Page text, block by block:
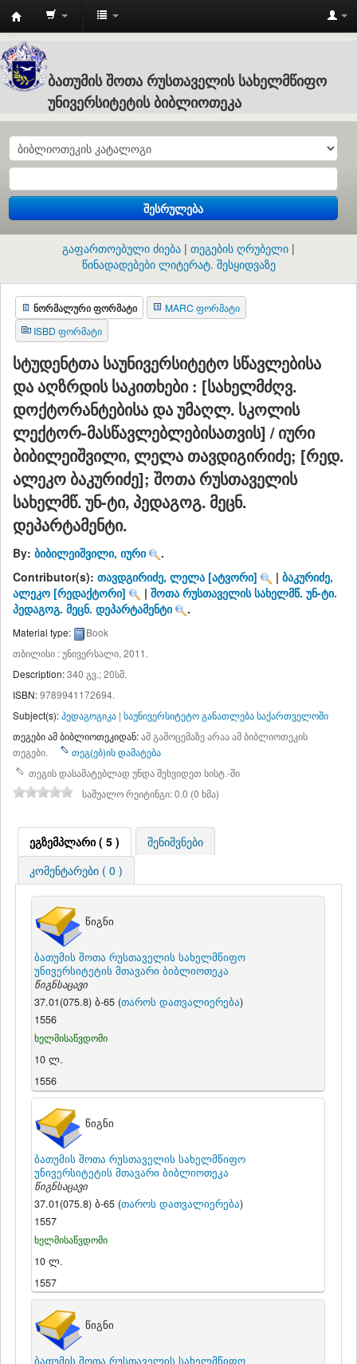
Batumi
Shota
Rustaveli
State
University
ბათუმის
შოთა
რუსთაველის
სახელმწიფო
უნივერსიტეტის
ბიბლიოთეკა
ბათუმის შოთა რუსთაველის სახელმწიფო
უნივერსიტეტის ბიბლიოთეკა
შესრულება
გაფართოებული ძიება თეგების ღრუბელი
წინადადებები ლიტერატ. შესყიდვაზე
ნორმალური ფორმატი
MARC ფორმატი
ISBD ფორმატი
სტუდენტთა საუნივერსიტეტო სწავლებისა
და აღზრდის საკითხები : [სახელმძღვ.
დოქტორანტებისა და უმაღლ. სკოლის
ლექტორ-მასწავლებლებისათვის] /იური
ბიბილეიშვილი, ლელა თავდიგირიძე; [რედ.
ალეკო ბაკურიძე]; შოთა რუსთაველის
სახელმწ. უნ-ტი, პედაგოგ. მეცნ.
დეპარტამენტი.
By: ბიბილეიშვილი, იური
.
Contributor(s): თავდგირიძე, ლელა [ატვორი] | ბაკურიძე,
ალეკო [რედაქტორი] | შოთა რუსთაველის სახელმწ. უნ-ტი.
პედაგოგ. მეცნ. დეპარტამენტი
.
Material type:
Book
თბილისი : უნივერსალი, 2011.
Description:340 გვ.; 20სმ.
ISBN:9789941172694.
Subject(s):პედაგოგიკა | საუნივერსიტეტო განათლება საქართველოში
თეგები ამ ბიბლიოთეკიდან:ამ გამოცემაზე არაა ამ ბიბლიოთეკის
თეგები.
თეგ(ებ)ის დამატება
თეგის დასამატებლად უნდა შეხვიდეთ სისტ.-ში
საშუალო რეიტინგი: 0.0 (0 ხმა)
ეგზემპლარი ( 5 )
შენიშვნები
კომენტარები ( 0 )
წიგნი
ბათუმის შოთა რუსთაველის სახელმწიფო
უნივერსიტეტის მთავარი ბიბლიოთეკა
წიგნსაცავი
37.01(075.8) ბ-65 (თაროს დათვალიერება)
1556
ხელმისაწვდომი
10 ლ.
1556
წიგნი
ბათუმის შოთა რუსთაველის სახელმწიფო
უნივერსიტეტის მთავარი ბიბლიოთეკა
წიგნსაცავი
37.01(075.8) ბ-65 (თაროს დათვალიერება)
1557
ხელმისაწვდომი
10 ლ.
1557
წიგნი
ბათუმის შოთა რუსთაველის სახელმწიფო